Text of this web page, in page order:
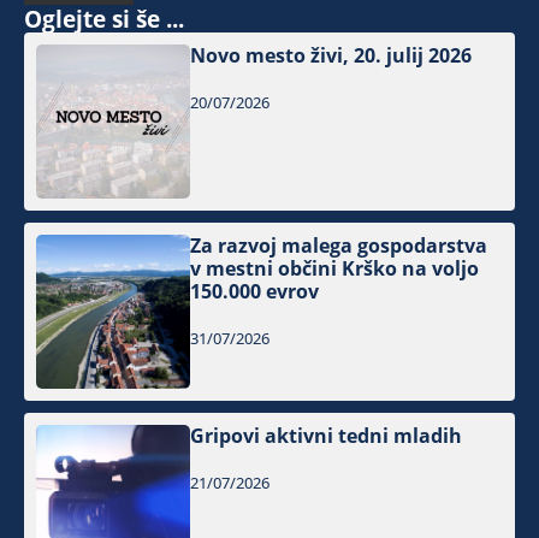
Oglejte si še ...
Novo mesto živi, 20. julij 2026
20/07/2026
Za razvoj malega gospodarstva
v mestni občini Krško na voljo
150.000 evrov
31/07/2026
Gripovi aktivni tedni mladih
21/07/2026